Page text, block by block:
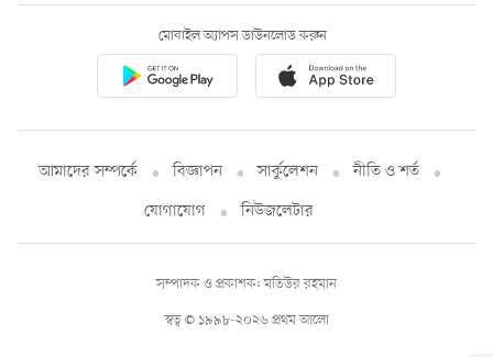
মোবাইল অ্যাপস ডাউনলোড করুন
আমাদের সম্পর্কে বিজ্ঞাপন সার্কুলেশন
নীতি ও শর্ত
যোগাযোগ
নিউজলেটার
স্বত্ব © ১৯৯৮-২০২৬ প্রথম আলো
সম্পাদক ও প্রকাশক: মতিউর রহমান